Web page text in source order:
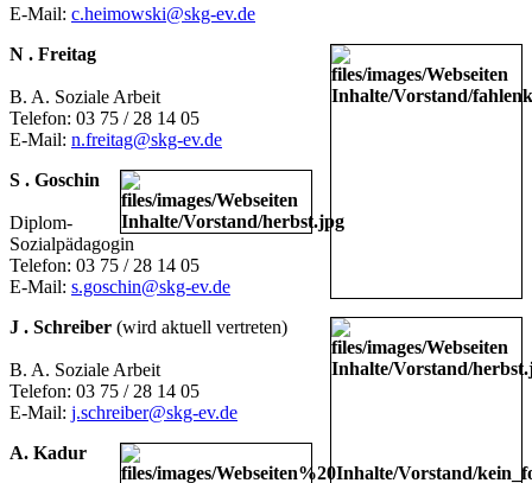
E-Mail: c.heimowski@skg-ev.de
N . Freitag
B. A. Soziale Arbeit
Telefon: 03 75 / 28 14 05
E-Mail: n.freitag@skg-ev.de
S . Goschin
Diplom-
Sozialpädagogin
Telefon: 03 75 / 28 14 05
E-Mail: s.goschin@skg-ev.de
J . Schreiber (wird aktuell vertreten)
B. A. Soziale Arbeit
Telefon: 03 75 / 28 14 05
E-Mail: j.schreiber@skg-ev.de
A. Kadur